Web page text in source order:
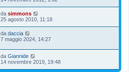
da simmons
25 agosto 2010, 11:18
da daccia
7 maggio 2024, 14:27
da Giannide
14 novembre 2019, 19:48